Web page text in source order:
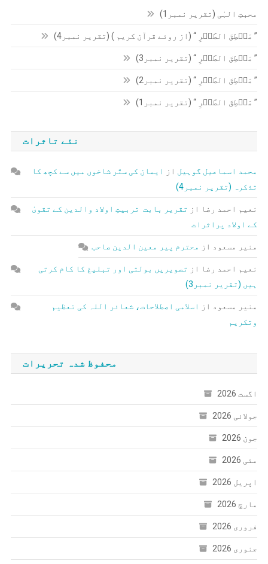
محبتِ الہٰی (تقریر نمبر1)
” مَنۡطِقَ الطَّیۡرِ “ (از روئے قرآن کریم ) (تقریر نمبر4)
” مَنۡطِقَ الطَّیۡرِ “ (تقریر نمبر3)
” مَنۡطِقَ الطَّیۡرِ “ (تقریر نمبر2)
” مَنۡطِقَ الطَّیۡرِ “ (تقریر نمبر1)
نئے تاثرات
محمد اسماعیل گوہیل از
ایمان کی ستّر شاخوں میں سے کچھ کا
تذکرہ (تقریر نمبر4)
نعیم احمد رضا از تقریر بابت تربیتِ اولاد والدین کے تقویٰ
کے اولاد پراثرات
منیر مسعود از محترم پیر معین الدین صاحب
نعیم احمد رضا از تصویریں بولتی اور تبلیغ کا کام کرتی
ہیں (تقریر نمبر3)
منیر مسعود از
اسلامی اصطلاحات، شعائر اللہ کی تعظیم
وتکریم
محفوظ شدہ تحریرات
اگست 2026
جولائی 2026
جون 2026
مئی 2026
اپریل 2026
مارچ 2026
فروری 2026
جنوری 2026